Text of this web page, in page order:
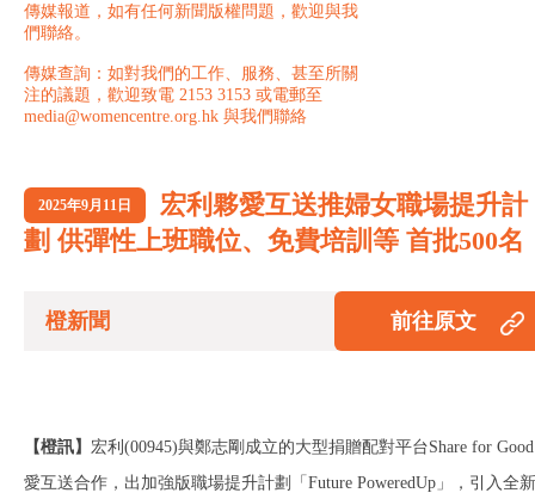
傳媒報道，如有任何新聞版權問題，歡迎與我
們聯絡。
傳媒查詢：如對我們的工作、服務、甚至所關
注的議題，歡迎致電 2153 3153 或電郵至
media@womencentre.org.hk 與我們聯絡
2025年9月11日
宏利夥愛互送推婦女職場提升計
劃 供彈性上班職位、免費培訓等 首批500名
橙新聞 前往原文
【橙訊】 宏利(00945)與鄭志剛成立的大型捐贈配對平台Share for Good
愛互送合作，出加強版職場提升計劃「Future PoweredUp」，引入全新